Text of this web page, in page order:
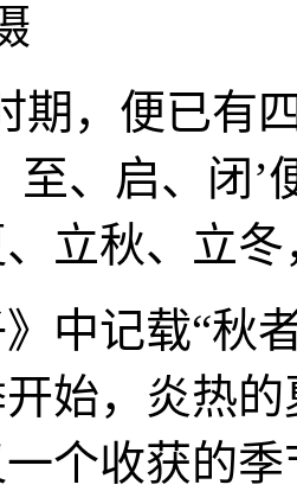
，便已有四
至、启、闭
立秋、立冬
记载“秋者
始，炎热
个收获的